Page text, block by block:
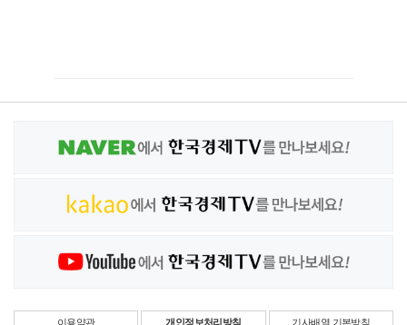
이용약관 개인정보처리방침 기사배열 기본방침